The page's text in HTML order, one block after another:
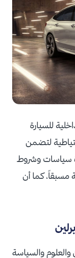
للسيارة
لتضمن
سياسات وشروط
مسبقاً، كما أن
والعلوم والسياسة